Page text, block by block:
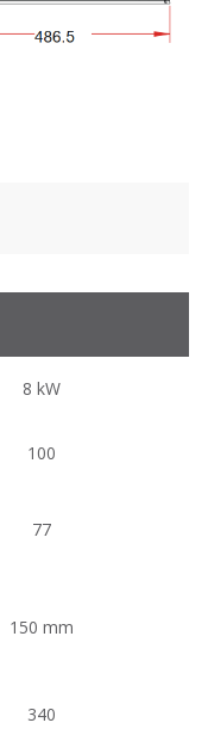
8 kW
100
77
150 mm
340